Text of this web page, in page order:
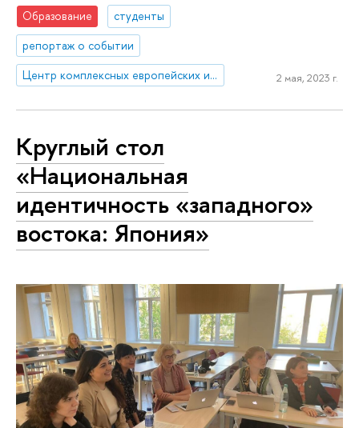
Образование
студенты
репортаж о событии
Центр комплексных европейских и международных исследований (ЦКЕМИ)
2 мая, 2023 г.
Круглый стол
«Национальная
идентичность «западного»
востока: Япония»